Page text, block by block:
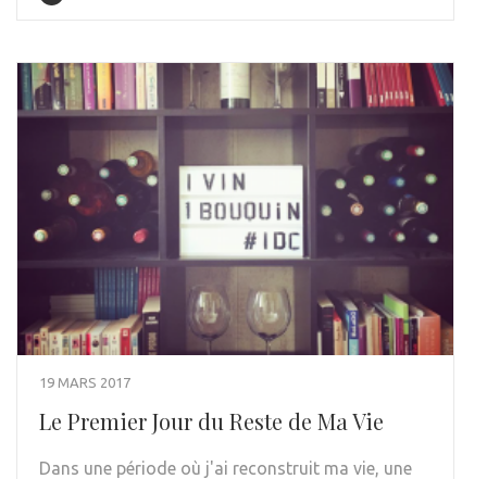
19 MARS 2017
Le Premier Jour du Reste de Ma Vie
Dans une période où j'ai reconstruit ma vie, une